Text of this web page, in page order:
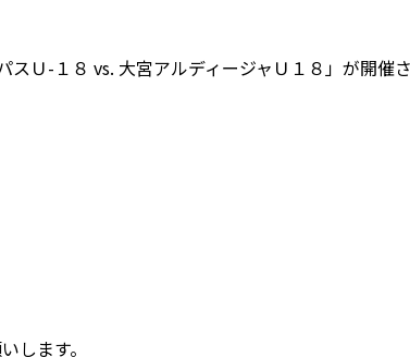
Ｕ-１８ vs. 大宮アルディージャＵ１８」が開催さ
します。